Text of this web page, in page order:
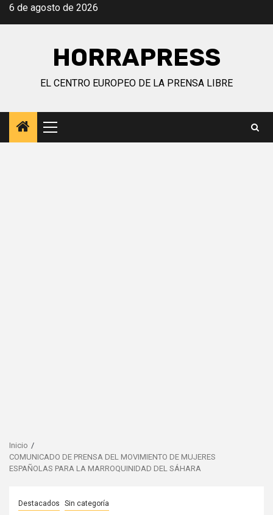
Saltar
6 de agosto de 2026
HORRAPRESS
EL CENTRO EUROPEO DE LA PRENSA LIBRE
Menú
principal
Inicio
COMUNICADO DE PRENSA DEL MOVIMIENTO DE MUJERES
ESPAÑOLAS PARA LA MARROQUINIDAD DEL SÁHARA
Destacados Sin categoría